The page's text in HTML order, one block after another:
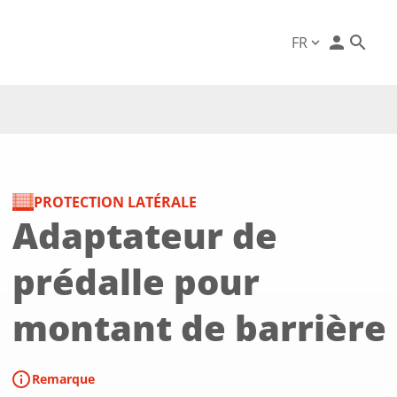
FR expand_more person
PROTECTION LATÉRALE
Adaptateur de
prédalle pour
montant de barrière
infoRemarque